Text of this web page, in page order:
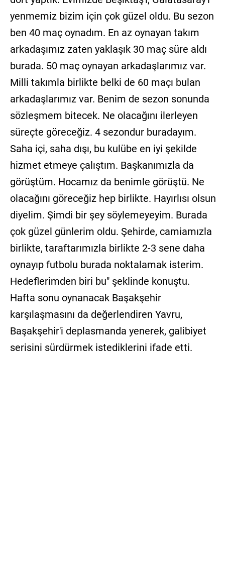
yenmemiz bizim için çok güzel oldu. Bu sezon
ben 40 maç oynadım. En az oynayan takım
arkadaşımız zaten yaklaşık 30 maç süre aldı
burada. 50 maç oynayan arkadaşlarımız var.
Milli takımla birlikte belki de 60 maçı bulan
arkadaşlarımız var. Benim de sezon sonunda
sözleşmem bitecek. Ne olacağını ilerleyen
süreçte göreceğiz. 4 sezondur buradayım.
Saha içi, saha dışı, bu kulübe en iyi şekilde
hizmet etmeye çalıştım. Başkanımızla da
görüştüm. Hocamız da benimle görüştü. Ne
olacağını göreceğiz hep birlikte. Hayırlısı olsun
diyelim. Şimdi bir şey söylemeyeyim. Burada
çok güzel günlerim oldu. Şehirde, camiamızla
birlikte, taraftarımızla birlikte 2-3 sene daha
oynayıp futbolu burada noktalamak isterim.
Hedeflerimden biri bu" şeklinde konuştu.
Hafta sonu oynanacak Başakşehir
karşılaşmasını da değerlendiren Yavru,
Başakşehir'i deplasmanda yenerek, galibiyet
serisini sürdürmek istediklerini ifade etti.